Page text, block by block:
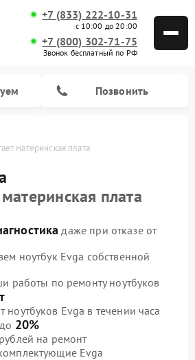
+7 (833) 222-10-31
с 10:00 до 20:00
+7 (800) 302-71-75
Звонок бесплатный по РФ
Позвонить
материнская плата
плата
даже при отказе от
ноутбук Evga собственной
работы по ремонту ноутбуков
Evga в течении часа
20%
на ремонт
Evga